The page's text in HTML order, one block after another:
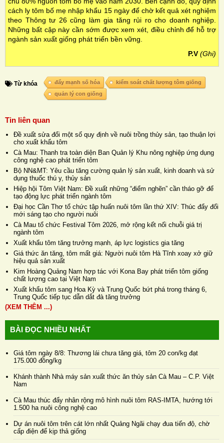
cách ly tôm bố mẹ nhập khẩu 15 ngày để chờ kết quả xét nghiệm
theo Thông tư 26 cũng làm gia tăng rủi ro cho doanh nghiệp.
Những bất cập này cần sớm được xem xét, điều chỉnh để hỗ trợ
ngành sản xuất giống phát triển bền vững.
P.V (Ghi)
Từ khóa đẩy mạnh số hóa
kiểm soát chất lượng tôm giống
quản lý con giống
Tin liên quan
Đề xuất sửa đổi một số quy định về nuôi trồng thủy sản, tạo thuận lợi
cho xuất khẩu tôm
Cà Mau: Thanh tra toàn diện Ban Quản lý Khu nông nghiệp ứng dụng
công nghệ cao phát triển tôm
Bộ NN&MT: Yêu cầu tăng cường quản lý sản xuất, kinh doanh và sử
dụng thuốc thú y, thủy sản
Hiệp hội Tôm Việt Nam: Đề xuất những “điểm nghẽn” cần tháo gỡ để
tạo động lực phát triển ngành tôm
Đại học Cần Thơ tổ chức tập huấn nuôi tôm lần thứ XIV: Thúc đẩy đổi
mới sáng tạo cho người nuôi
Cà Mau tổ chức Festival Tôm 2026, mở rộng kết nối chuỗi giá trị
ngành tôm
Xuất khẩu tôm tăng trưởng mạnh, áp lực logistics gia tăng
Giá thức ăn tăng, tôm mất giá: Người nuôi tôm Hà Tĩnh xoay xở giữ
hiệu quả sản xuất
Kim Hoàng Quảng Nam hợp tác với Kona Bay phát triển tôm giống
chất lượng cao tại Việt Nam
Xuất khẩu tôm sang Hoa Kỳ và Trung Quốc bứt phá trong tháng 6,
Trung Quốc tiếp tục dẫn dắt đà tăng trưởng
(XEM THÊM ...)
BÀI ĐỌC NHIỀU NHẤT
Giá tôm ngày 8/8: Thương lái chưa tăng giá, tôm 20 con/kg đạt
175.000 đồng/kg
Khánh thành Nhà máy sản xuất thức ăn thủy sản Cà Mau – C.P. Việt
Nam
Cà Mau thúc đẩy nhân rộng mô hình nuôi tôm RAS-IMTA, hướng tới
1.500 ha nuôi công nghệ cao
Dự án nuôi tôm trên cát lớn nhất Quảng Ngãi chạy đua tiến độ, chờ
cấp điện để kịp thả giống